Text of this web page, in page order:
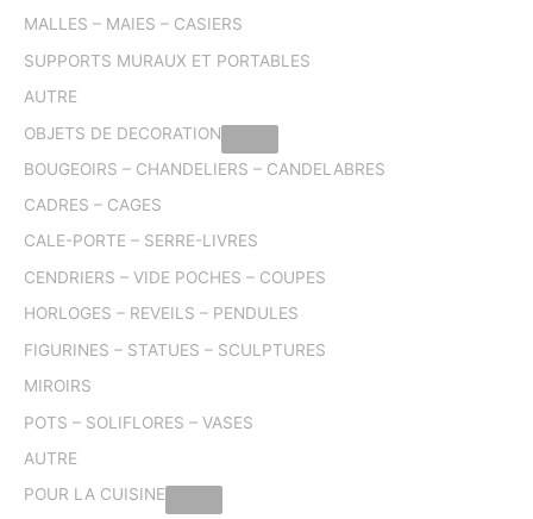
MALLES – MAIES – CASIERS
SUPPORTS MURAUX ET PORTABLES
AUTRE
OBJETS DE DECORATION
BOUGEOIRS – CHANDELIERS – CANDELABRES
CADRES – CAGES
CALE-PORTE – SERRE-LIVRES
CENDRIERS – VIDE POCHES – COUPES
HORLOGES – REVEILS – PENDULES
FIGURINES – STATUES – SCULPTURES
MIROIRS
POTS – SOLIFLORES – VASES
AUTRE
POUR LA CUISINE